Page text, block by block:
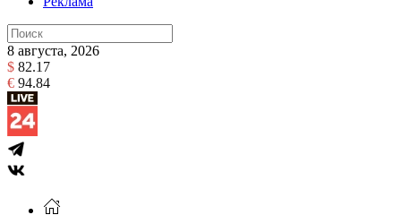
8 августа, 2026
$ 82.17
€ 94.84